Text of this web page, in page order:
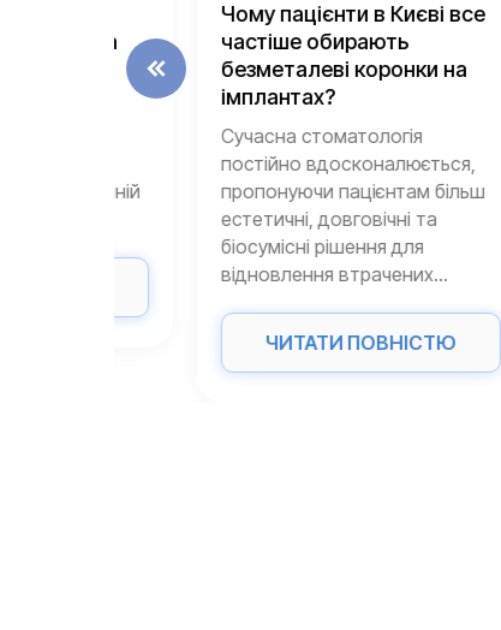
Чому пацієнти в Києві все
частіше обирають
безметалеві коронки на
імплантах?
Сучасна стоматологія
постійно вдосконалюється,
пропонуючи пацієнтам більш
естетичні, довговічні та
біосумісні рішення для
відновлення втрачених...
ЧИТАТИ ПОВНІСТЮ